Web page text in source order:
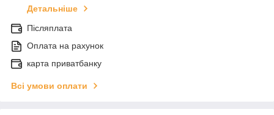
Детальніше
Післяплата
Оплата на рахунок
карта приватбанку
Всі умови оплати